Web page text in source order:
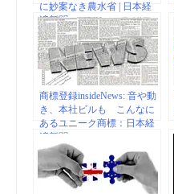
に妙案なき農水省 | 日本経
済新聞
商標登録insideNews: 音や動
き、本社ビルも こんなに
あるユニーク商標：日本経
済新聞